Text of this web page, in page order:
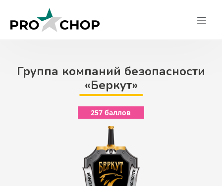
content
Группа компаний безопасности
«Беркут»
257 баллов